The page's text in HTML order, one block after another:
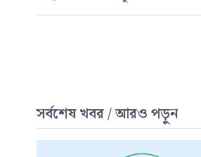
সর্বশেষ খবর / আরও পড়ুন